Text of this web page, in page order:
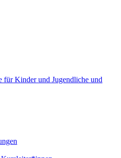
für Kinder und Jugendliche und